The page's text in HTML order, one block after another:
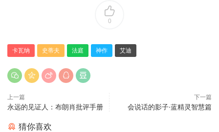
0
卡瓦纳 史蒂夫 法庭 神作 艾迪
上一篇
永远的见证人：布朗肖批评手册
下一篇
会说话的影子·蓝精灵智慧篇
猜你喜欢